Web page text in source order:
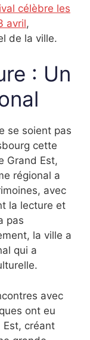
célèbre les
avril,
de la ville.
: Un
se soient pas
cette
Grand Est,
régional a
avec
la lecture et
pas
la ville a
qui a
avec
ont eu
Est, créant